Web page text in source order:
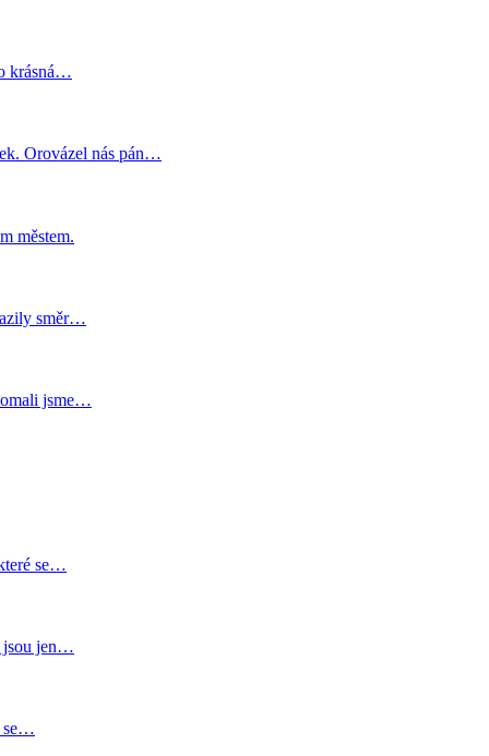
krásná…
Orovázel nás pán…
městem.
směr…
jsme…
se…
jsou jen…
se…